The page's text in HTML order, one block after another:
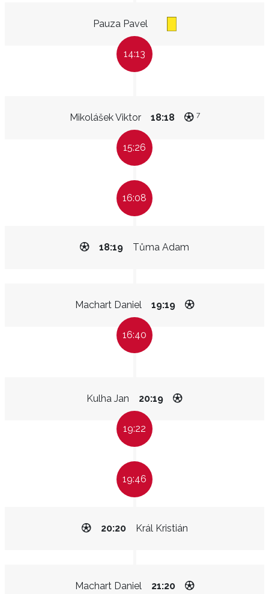
Pauza Pavel
14:13
Mikolášek Viktor 18:18 7
15:26
16:08
Tůma Adam
18:19
Machart Daniel 19:19
16:40
Kulha Jan 20:19
19:22
19:46
Král Kristián
20:20
Machart Daniel 21:20